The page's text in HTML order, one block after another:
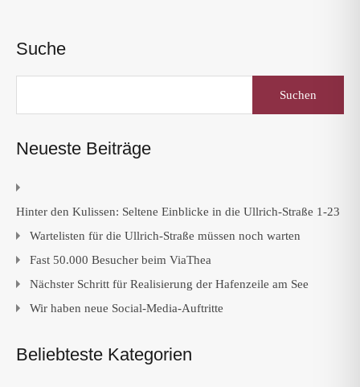
Suche
Neueste Beiträge
Hinter den Kulissen: Seltene Einblicke in die Ullrich-Straße 1-23
Wartelisten für die Ullrich-Straße müssen noch warten
Fast 50.000 Besucher beim ViaThea
Nächster Schritt für Realisierung der Hafenzeile am See
Wir haben neue Social-Media-Auftritte
Beliebteste Kategorien